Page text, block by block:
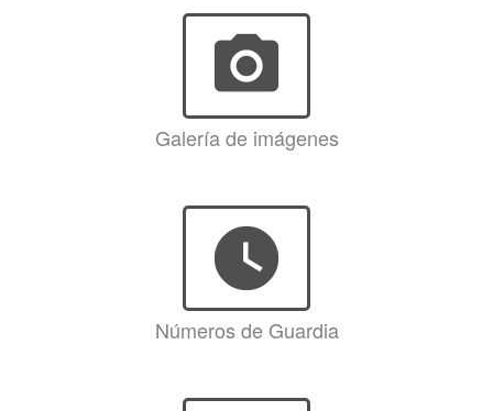
photo_camera
Galería de imágenes
watch_later
Números de Guardia